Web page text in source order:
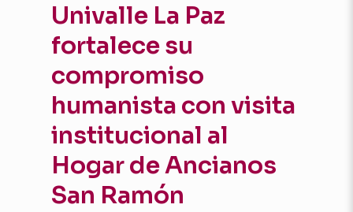
Univalle La Paz
fortalece su
compromiso
humanista con visita
institucional al
Hogar de Ancianos
San Ramón